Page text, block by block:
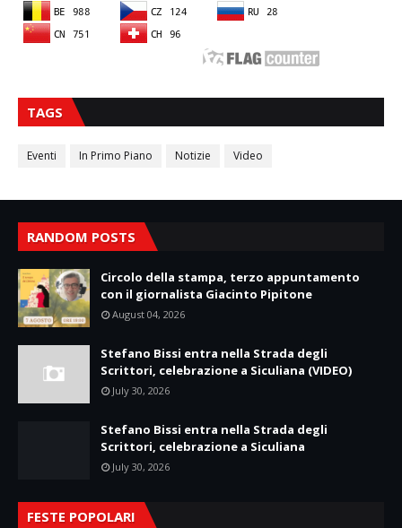
TAGS
Eventi In Primo Piano Notizie Video
RANDOM POSTS
Circolo della stampa, terzo appuntamento
con il giornalista Giacinto Pipitone
August 04, 2026
Stefano Bissi entra nella Strada degli
Scrittori, celebrazione a Siculiana (VIDEO)
July 30, 2026
Stefano Bissi entra nella Strada degli
Scrittori, celebrazione a Siculiana
July 30, 2026
FESTE POPOLARI